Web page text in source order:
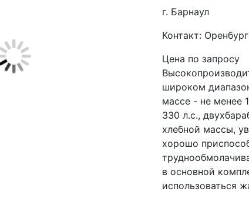
г. Барнаул
Контакт:
Цена по запросу
широком
массе - не менее
330 л.с.,
хлебной массы,
хорошо
в основной
использоваться